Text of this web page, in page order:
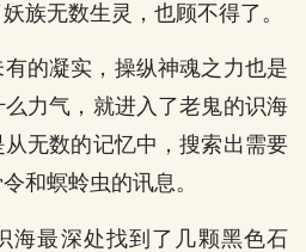
族无数生灵，也顾不得了。
的凝实，操纵神魂之力也是
力气，就进入了老鬼的识海
无数的记忆中，搜索出需要
和螟蛉虫的讯息。
海最深处找到了几颗黑色石